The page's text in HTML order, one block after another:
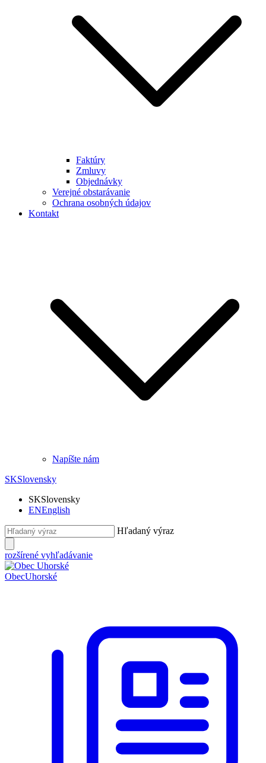
Faktúry
Zmluvy
Objednávky
Verejné obstarávanie
Ochrana osobných údajov
Kontakt
Napíšte nám
SKSlovensky
SKSlovensky
ENEnglish
Hľadaný výraz
rozšírené vyhľadávanie
ObecUhorské